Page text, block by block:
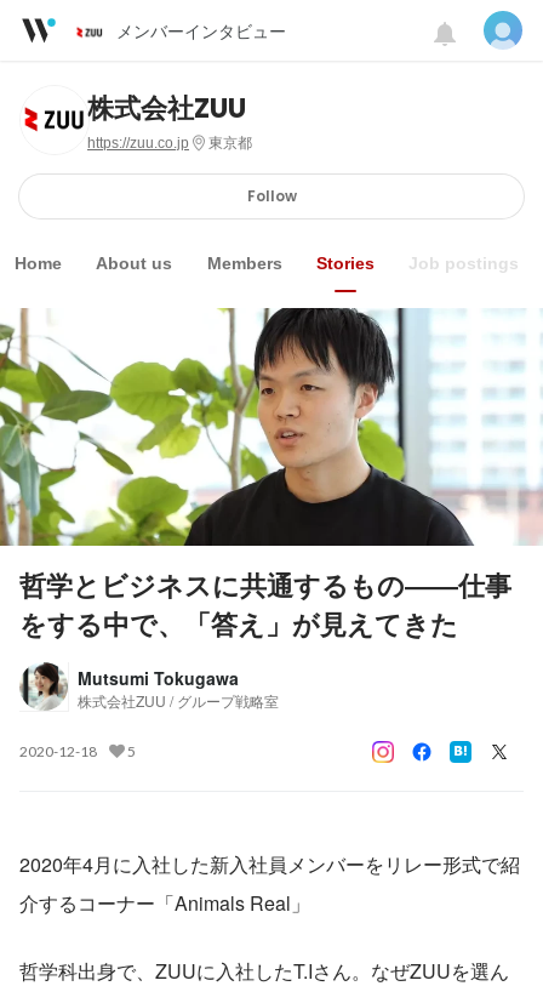
メンバーインタビュー
株式会社ZUU
https://zuu.co.jp 東京都
Follow
Home About us Members Stories Job postings
哲学とビジネスに共通するもの――仕事
をする中で、「答え」が見えてきた
Mutsumi Tokugawa
株式会社ZUU / グループ戦略室
2020-12-18 5
2020年4月に入社した新入社員メンバーをリレー形式で紹
介するコーナー「Animals Real」
哲学科出身で、ZUUに入社したT.Iさん。なぜZUUを選ん